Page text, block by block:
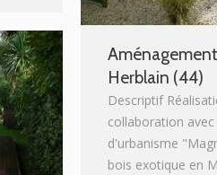
Herblain (44)
Descriptif
collaboration
d'urbanisme
bois exotique en